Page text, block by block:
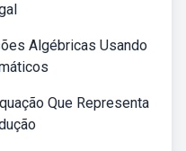
Algébricas Usando
Que Representa